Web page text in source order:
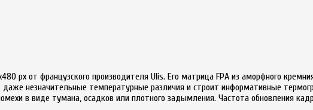
px от французского производителя Ulis. Его матрица FPA из аморфного
незначительные температурные различия и строит информативные
в виде тумана, осадков или плотного задымления. Частота обновления